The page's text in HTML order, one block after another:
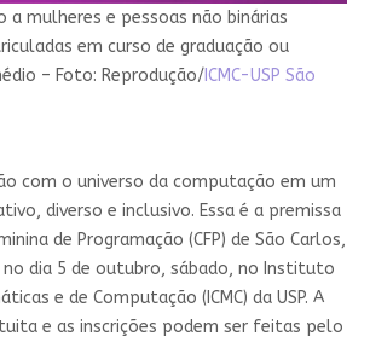
a mulheres e pessoas não binárias
em curso de graduação ou
– Foto: Reprodução/ICMC-USP São
com o universo da computação em um
diverso e inclusivo. Essa é a premissa
de Programação (CFP) de São Carlos,
no dia 5 de outubro, sábado, no Instituto
e de Computação (ICMC) da USP. A
e as inscrições podem ser feitas pelo